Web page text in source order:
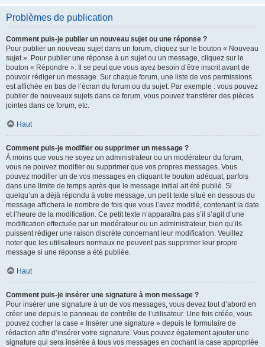
Problèmes de publication
Comment puis-je publier un nouveau sujet ou une réponse ?
Pour publier un nouveau sujet dans un forum, cliquez sur le bouton « Nouveau
sujet ». Pour publier une réponse à un sujet ou un message, cliquez sur le
bouton « Répondre ». Il se peut que vous ayez besoin d’être inscrit avant de
pouvoir rédiger un message. Sur chaque forum, une liste de vos permissions
est affichée en bas de l’écran du forum ou du sujet. Par exemple : vous pouvez
publier de nouveaux sujets dans ce forum, vous pouvez transférer des pièces
jointes dans ce forum, etc.
Haut
Comment puis-je modifier ou supprimer un message ?
À moins que vous ne soyez un administrateur ou un modérateur du forum,
vous ne pouvez modifier ou supprimer que vos propres messages. Vous
pouvez modifier un de vos messages en cliquant le bouton adéquat, parfois
dans une limite de temps après que le message initial ait été publié. Si
quelqu’un a déjà répondu à votre message, un petit texte situé en dessous du
message affichera le nombre de fois que vous l’avez modifié, contenant la date
et l’heure de la modification. Ce petit texte n’apparaîtra pas s’il s’agit d’une
modification effectuée par un modérateur ou un administrateur, bien qu’ils
puissent rédiger une raison discrète concernant leur modification. Veuillez
noter que les utilisateurs normaux ne peuvent pas supprimer leur propre
message si une réponse a été publiée.
Haut
Comment puis-je insérer une signature à mon message ?
Pour insérer une signature à un de vos messages, vous devez tout d’abord en
créer une depuis le panneau de contrôle de l’utilisateur. Une fois créée, vous
pouvez cocher la case « Insérer une signature » depuis le formulaire de
rédaction afin d’insérer votre signature. Vous pouvez également ajouter une
signature qui sera insérée à tous vos messages en cochant la case appropriée